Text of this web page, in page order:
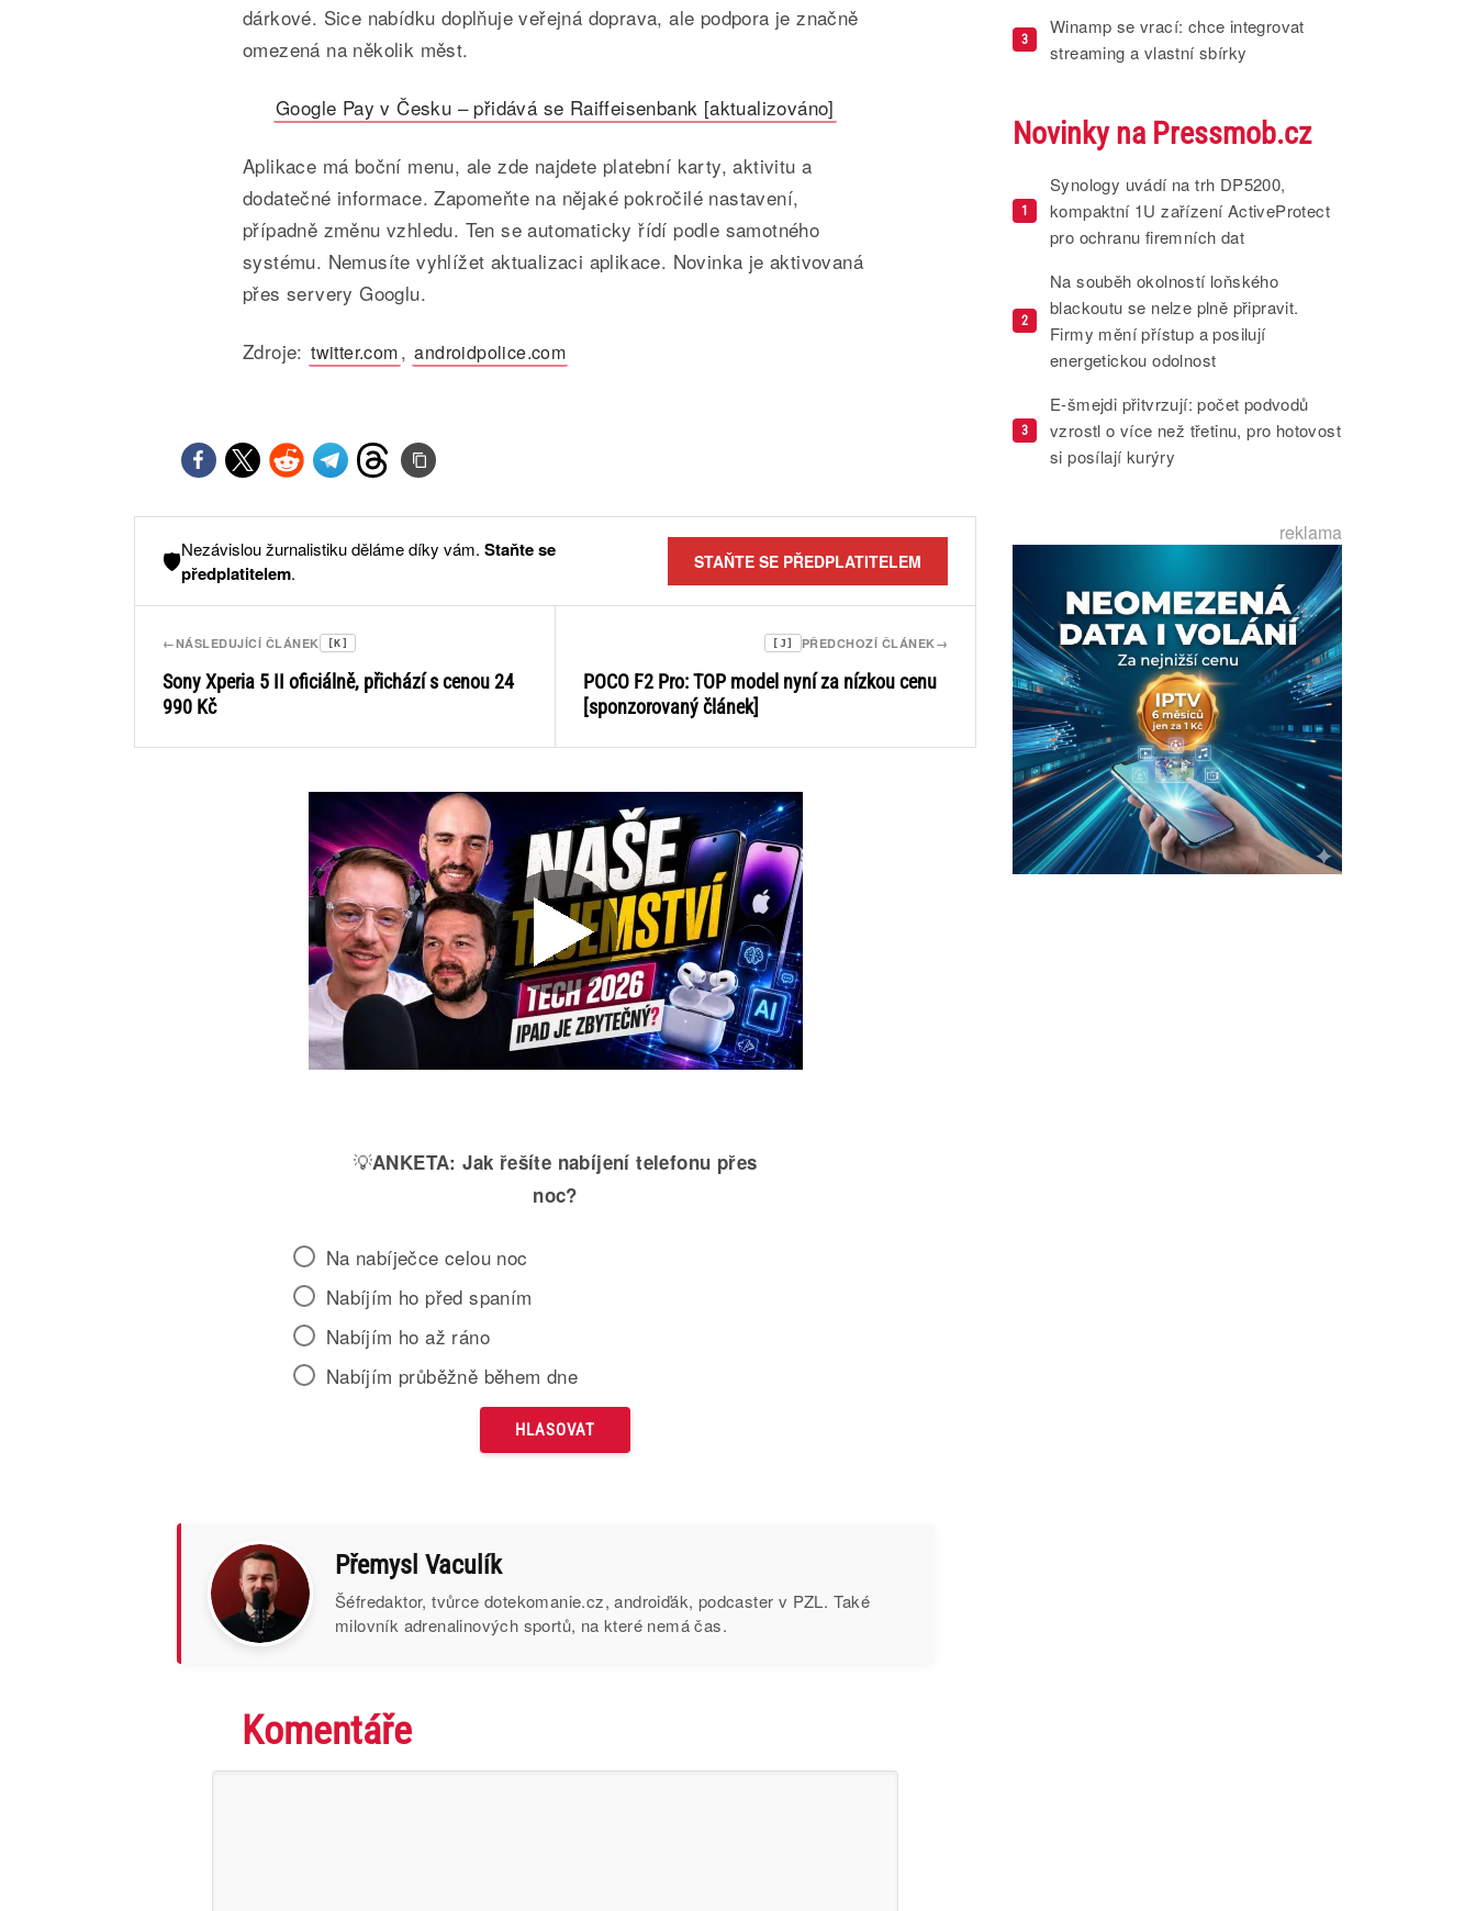
dárkové. Sice nabídku doplňuje veřejná doprava, ale podpora je značně
omezená na několik měst.
Google Pay v Česku – přidává se Raiffeisenbank [aktualizováno]
Aplikace má boční menu, ale zde najdete platební karty, aktivitu a
dodatečné informace. Zapomeňte na nějaké pokročilé nastavení,
případně změnu vzhledu. Ten se automaticky řídí podle samotného
systému. Nemusíte vyhlížet aktualizaci aplikace. Novinka je aktivovaná
přes servery Googlu.
Zdroje: twitter.com, androidpolice.com
🛡️Nezávislou žurnalistiku děláme díky vám. Staňte se
předplatitelem. STAŇTE SE PŘEDPLATITELEM
←NÁSLEDUJÍCÍ ČLÁNEK [K]
Sony Xperia 5 II oficiálně, přichází s cenou 24
990 Kč
→
PŘEDCHOZÍ ČLÁNEK
[J]
POCO F2 Pro: TOP model nyní za nízkou cenu
[sponzorovaný článek]
💡ANKETA: Jak řešíte nabíjení telefonu přes
noc?
Na nabíječce celou noc
Nabíjím ho před spaním
Nabíjím ho až ráno
Nabíjím průběžně během dne
Přemysl Vaculík
Šéfredaktor, tvůrce dotekomanie.cz, androiďák, podcaster v PZL. Také
milovník adrenalinových sportů, na které nemá čas.
Komentáře
3
Winamp se vrací: chce integrovat
streaming a vlastní sbírky
Novinky na Pressmob.cz
1
Synology uvádí na trh DP5200,
kompaktní 1U zařízení ActiveProtect
pro ochranu firemních dat
2
Na souběh okolností loňského
blackoutu se nelze plně připravit.
Firmy mění přístup a posilují
energetickou odolnost
3
E-šmejdi přitvrzují: počet podvodů
vzrostl o více než třetinu, pro hotovost
si posílají kurýry
reklama